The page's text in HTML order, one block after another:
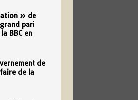
» de
pari
BBC en
de
de la